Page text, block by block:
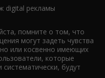
digital рекламы
помните о том, что
могут задеть чувства
или косвенно имеющих
которые
будут